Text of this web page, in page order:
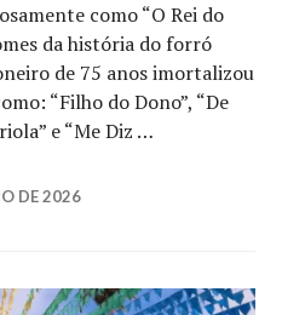
como “O Rei do
da história do forró
de 75 anos imortalizou
“Filho do Dono”, “De
e “Me Diz …
cancela shows no São
DE 2026